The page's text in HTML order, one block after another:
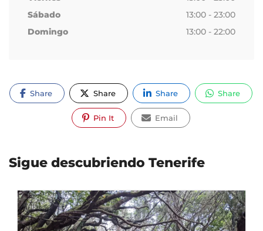
Sábado
13:00 - 23:00
Domingo
13:00 - 22:00
Share Share Share Share
Pin It Email
Sigue descubriendo Tenerife